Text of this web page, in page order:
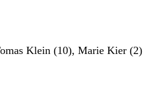
Klein (10), Marie Kier (2)